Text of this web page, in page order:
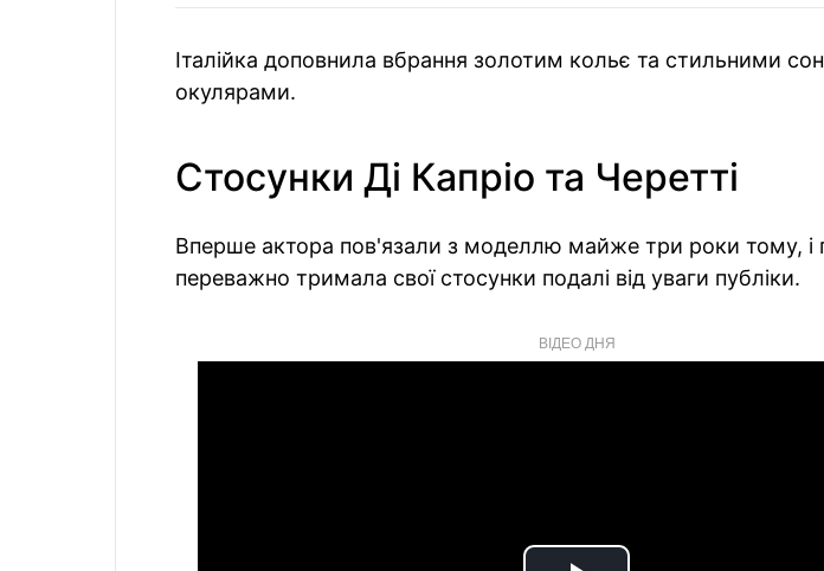
Італійка доповнила вбрання золотим кольє та стильними
окулярами.
Стосунки Ді Капріо та Черетті
Вперше актора пов'язали з моделлю майже три роки тому, і
переважно тримала свої стосунки подалі від уваги публіки.
ВІДЕО ДНЯ